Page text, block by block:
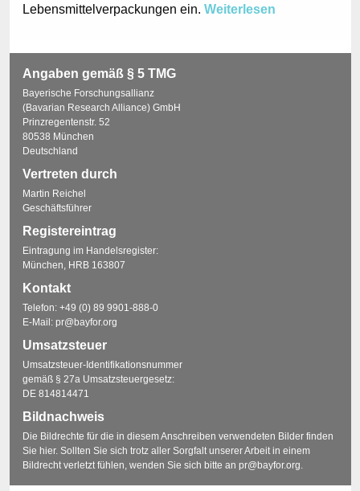
Lebensmittelverpackungen ein. Weiterlesen
Angaben gemäß § 5 TMG
Bayerische Forschungsallianz
(Bavarian Research Alliance) GmbH
Prinzregentenstr. 52
80538 München
Deutschland
Vertreten durch
Martin Reichel
Geschäftsführer
Registereintrag
Eintragung im Handelsregister:
München, HRB 163807
Kontakt
Telefon: +49 (0) 89 9901-888-0
E-Mail: pr@bayfor.org
Umsatzsteuer
Umsatzsteuer-Identifikationsnummer
gemäß § 27a Umsatzsteuergesetz:
DE 814814471
Bildnachweis
Die Bildrechte für die in diesem Anschreiben verwendeten Bilder finden
Sie hier. Sollten Sie sich trotz aller Sorgfalt unserer Arbeit in einem
Bildrecht verletzt fühlen, wenden Sie sich bitte an pr@bayfor.org.